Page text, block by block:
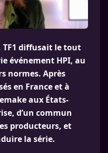
TF1 diffusait le tout
événement HPI, au
normes. Après
en France et à
aux États-
d’un commun
producteurs, et
la série.